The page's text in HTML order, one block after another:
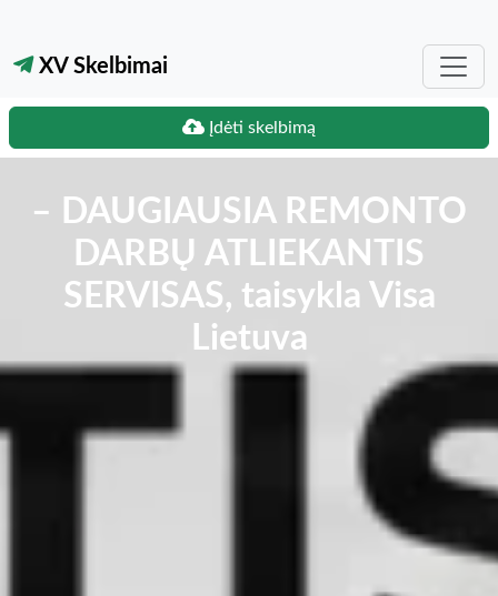
XV Skelbimai
Įdėti skelbimą
– DAUGIAUSIA REMONTO
DARBŲ ATLIEKANTIS
SERVISAS, taisykla Visa
Lietuva